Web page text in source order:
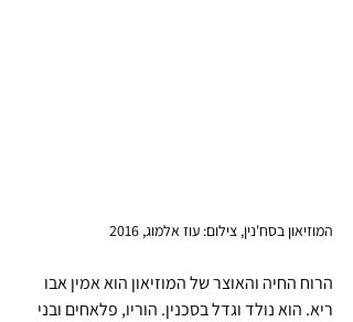
המוזיאון בסח'נין, צילום: עוז אלמוג, 2016
הרוח החיה והאוצר של המוזיאון הוא אמין אבו
ריא. הוא נולד וגדל בסכנין. הוריו, פלאחים ובני